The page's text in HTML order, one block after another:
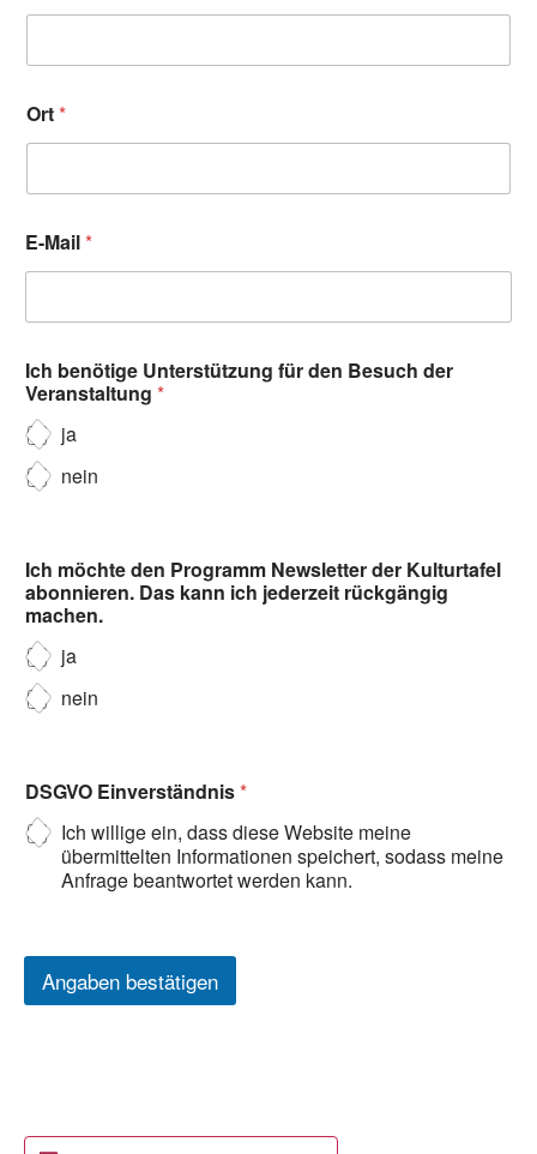
Ort*
E-Mail*
Ich benötige Unterstützung für den Besuch der
Veranstaltung *
ja
nein
Ich möchte den Programm Newsletter der Kulturtafel
abonnieren. Das kann ich jederzeit rückgängig
machen.
ja
nein
DSGVO Einverständnis*
Ich willige ein, dass diese Website meine
übermittelten Informationen speichert, sodass meine
Anfrage beantwortet werden kann.
Angaben bestätigen